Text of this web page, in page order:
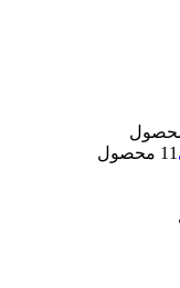
1 1 محصول